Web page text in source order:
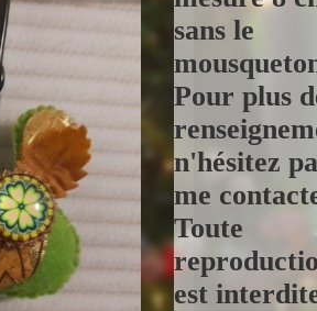
sans le
Pour plus
n'hésitez
me
Toute
est